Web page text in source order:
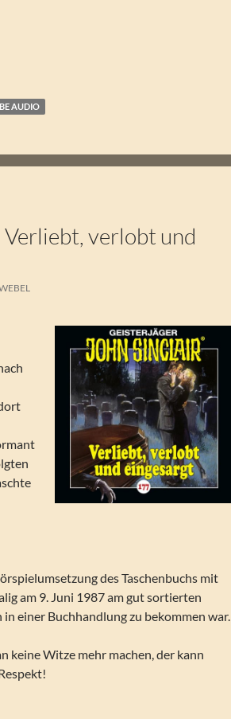
Folge 48 – Lupinas Todfeind (2/2)
AUDIO
Verliebt, verlobt und
des Taschenbuchs mit
am 9. Juni 1987 am gut sortierten
einer Buchhandlung zu bekommen war.
keine Witze mehr machen, der kann
und eingesargt